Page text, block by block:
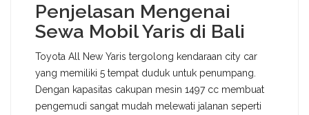
Penjelasan Mengenai
Sewa Mobil Yaris di Bali
Toyota All New Yaris tergolong kendaraan city car
yang memiliki 5 tempat duduk untuk penumpang.
Dengan kapasitas cakupan mesin 1497 cc membuat
pengemudi sangat mudah melewati jalanan seperti